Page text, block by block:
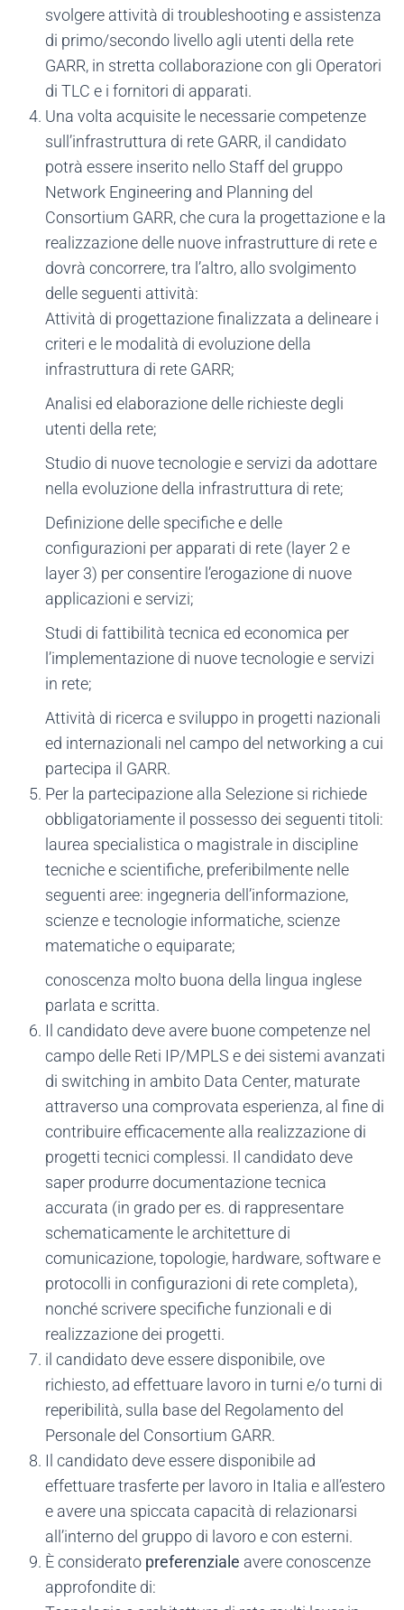
svolgere attività di troubleshooting e assistenza
di primo/secondo livello agli utenti della rete
GARR, in stretta collaborazione con gli Operatori
di TLC e i fornitori di apparati.
Una volta acquisite le necessarie competenze
sull’infrastruttura di rete GARR, il candidato
potrà essere inserito nello Staff del gruppo
Network Engineering and Planning del
Consortium GARR, che cura la progettazione e la
realizzazione delle nuove infrastrutture di rete e
dovrà concorrere, tra l’altro, allo svolgimento
delle seguenti attività:
Attività di progettazione finalizzata a delineare i
criteri e le modalità di evoluzione della
infrastruttura di rete GARR;
Analisi ed elaborazione delle richieste degli
utenti della rete;
Studio di nuove tecnologie e servizi da adottare
nella evoluzione della infrastruttura di rete;
Definizione delle specifiche e delle
configurazioni per apparati di rete (layer 2 e
layer 3) per consentire l’erogazione di nuove
applicazioni e servizi;
Studi di fattibilità tecnica ed economica per
l’implementazione di nuove tecnologie e servizi
in rete;
Attività di ricerca e sviluppo in progetti nazionali
ed internazionali nel campo del networking a cui
partecipa il GARR.
Per la partecipazione alla Selezione si richiede
obbligatoriamente il possesso dei seguenti titoli:
laurea specialistica o magistrale in discipline
tecniche e scientifiche, preferibilmente nelle
seguenti aree: ingegneria dell’informazione,
scienze e tecnologie informatiche, scienze
matematiche o equiparate;
conoscenza molto buona della lingua inglese
parlata e scritta.
Il candidato deve avere buone competenze nel
campo delle Reti IP/MPLS e dei sistemi avanzati
di switching in ambito Data Center, maturate
attraverso una comprovata esperienza, al fine di
contribuire efficacemente alla realizzazione di
progetti tecnici complessi. Il candidato deve
saper produrre documentazione tecnica
accurata (in grado per es. di rappresentare
schematicamente le architetture di
comunicazione, topologie, hardware, software e
protocolli in configurazioni di rete completa),
nonché scrivere specifiche funzionali e di
realizzazione dei progetti.
il candidato deve essere disponibile, ove
richiesto, ad effettuare lavoro in turni e/o turni di
reperibilità, sulla base del Regolamento del
Personale del Consortium GARR.
Il candidato deve essere disponibile ad
effettuare trasferte per lavoro in Italia e all’estero
e avere una spiccata capacità di relazionarsi
all’interno del gruppo di lavoro e con esterni.
È considerato preferenziale avere conoscenze
approfondite di: